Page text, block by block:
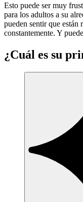
Esto puede ser muy
para los adultos a su
pueden sentir que están
constantemente. Y
¿Cuál es su